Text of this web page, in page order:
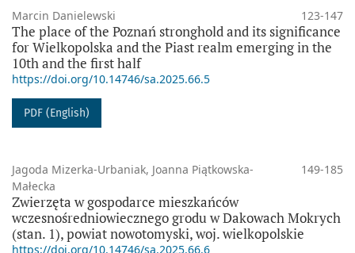
Marcin Danielewski 123-147
The place of the Poznań stronghold and its significance
for Wielkopolska and the Piast realm emerging in the
10th and the first half
https://doi.org/10.14746/sa.2025.66.5
PDF (English)
Jagoda Mizerka-Urbaniak, Joanna Piątkowska-
Małecka
149-185
Zwierzęta w gospodarce mieszkańców
wczesnośredniowiecznego grodu w Dakowach Mokrych
(stan. 1), powiat nowotomyski, woj. wielkopolskie
https://doi.org/10.14746/sa.2025.66.6